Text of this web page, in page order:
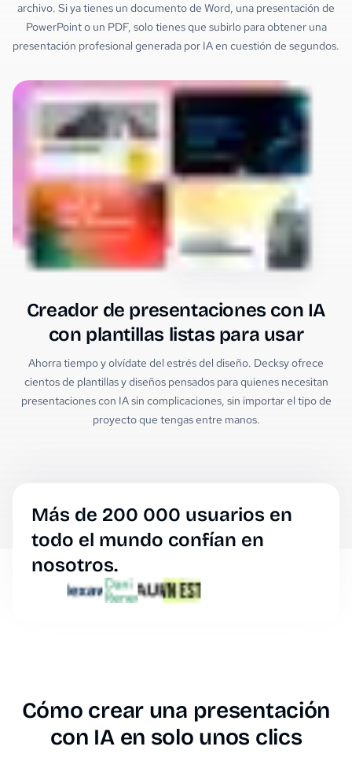
archivo. Si ya tienes un documento de Word, una presentación de
PowerPoint o un PDF, solo tienes que subirlo para obtener una
presentación profesional generada por IA en cuestión de segundos.
Creador de presentaciones con IA
con plantillas listas para usar
Ahorra tiempo y olvídate del estrés del diseño. Decksy ofrece
cientos de plantillas y diseños pensados para quienes necesitan
presentaciones con IA sin complicaciones, sin importar el tipo de
proyecto que tengas entre manos.
Más de 200 000 usuarios en
todo el mundo confían en
nosotros.
Cómo crear una presentación
con IA en solo unos clics